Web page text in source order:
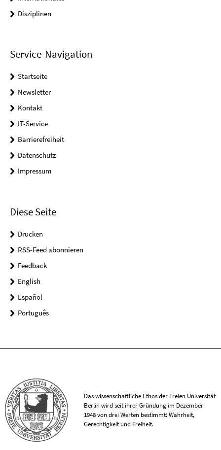
Disziplinen
Service-Navigation
Startseite
Newsletter
Kontakt
IT-Service
Barrierefreiheit
Datenschutz
Impressum
Diese Seite
Drucken
RSS-Feed abonnieren
Feedback
English
Español
Português
Das wissenschaftliche Ethos der Freien Universität
Berlin wird seit ihrer Gründung im Dezember
1948 von drei Werten bestimmt: Wahrheit,
Gerechtigkeit und Freiheit.